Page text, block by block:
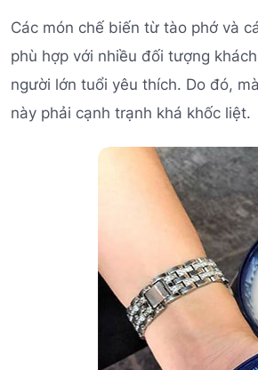
Các món chế biến từ tào phớ và
phù hợp với nhiều đối tượng
người lớn tuổi yêu thích. Do đó,
này phải cạnh trạnh khá khốc liệt.